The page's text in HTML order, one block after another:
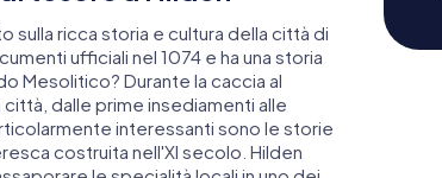
ricca storia e cultura della città di
ufficiali nel 1074 e ha una storia
Mesolitico? Durante la caccia al
dalle prime insediamenti alle
interessanti sono le storie
costruita nell'XI secolo. Hilden